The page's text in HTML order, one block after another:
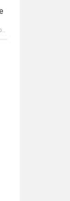
Ingen treff på relatert terapiform i Oslo kommune.